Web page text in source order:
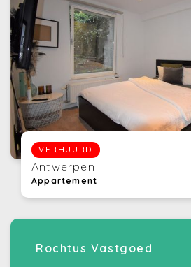
VERHUURD
Antwerpen
Appartement
Rochtus Vastgoed